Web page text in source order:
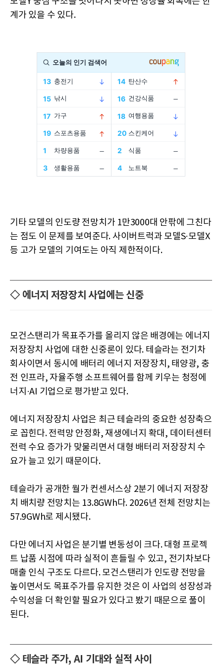
계가 있을 수 있다.
기타 모델의 인도량 전망치가 1만3000대 안팎에 그친다
는 점도 이 문제를 보여준다. 사이버트럭과 모델S·모델X
등 고가 모델의 기여도는 아직 제한적이다.
◇ 에너지 저장장치 사업에는 신중
모건스탠리가 목표주가를 올리지 않은 배경에는 에너지
저장장치 사업에 대한 신중론이 있다. 테슬라는 전기차
회사이면서 동시에 배터리 에너지 저장장치, 태양광, 충
전 인프라, 자율주행 소프트웨어를 함께 키우는 청정에
너지·AI 기업으로 평가받고 있다.
에너지 저장장치 사업은 최근 테슬라의 중요한 성장축으
로 꼽힌다. 전력망 안정화, 재생에너지 확대, 데이터센터
전력 수요 증가가 맞물리면서 대형 배터리 저장장치 수
요가 늘고 있기 때문이다.
테슬라가 공개한 월가 컨센서스상 2분기 에너지 저장장
치 배치량 전망치는 13.8GWh다. 2026년 전체 전망치는
57.9GWh로 제시됐다.
다만 에너지 사업은 분기별 변동성이 크다. 대형 프로젝
트 납품 시점에 따라 실적이 흔들릴 수 있고, 전기차보다
매출 인식 구조도 다르다. 모건스탠리가 인도량 전망을
높이면서도 목표주가를 유지한 것은 이 사업의 성장성과
수익성을 더 확인할 필요가 있다고 봤기 때문으로 풀이
된다.
◇ 테슬라 주가, AI 기대와 실적 사이